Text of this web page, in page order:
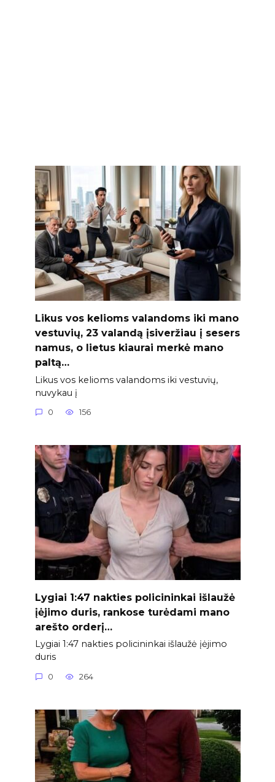
Likus vos kelioms valandoms iki mano
vestuvių, 23 valandą įsiveržiau į sesers
namus, o lietus kiaurai merkė mano
paltą…
Likus vos kelioms valandoms iki vestuvių,
nuvykau į
0 156
Lygiai 1:47 nakties policininkai išlaužė
įėjimo duris, rankose turėdami mano
arešto orderį…
Lygiai 1:47 nakties policininkai išlaužė įėjimo
duris
0 264